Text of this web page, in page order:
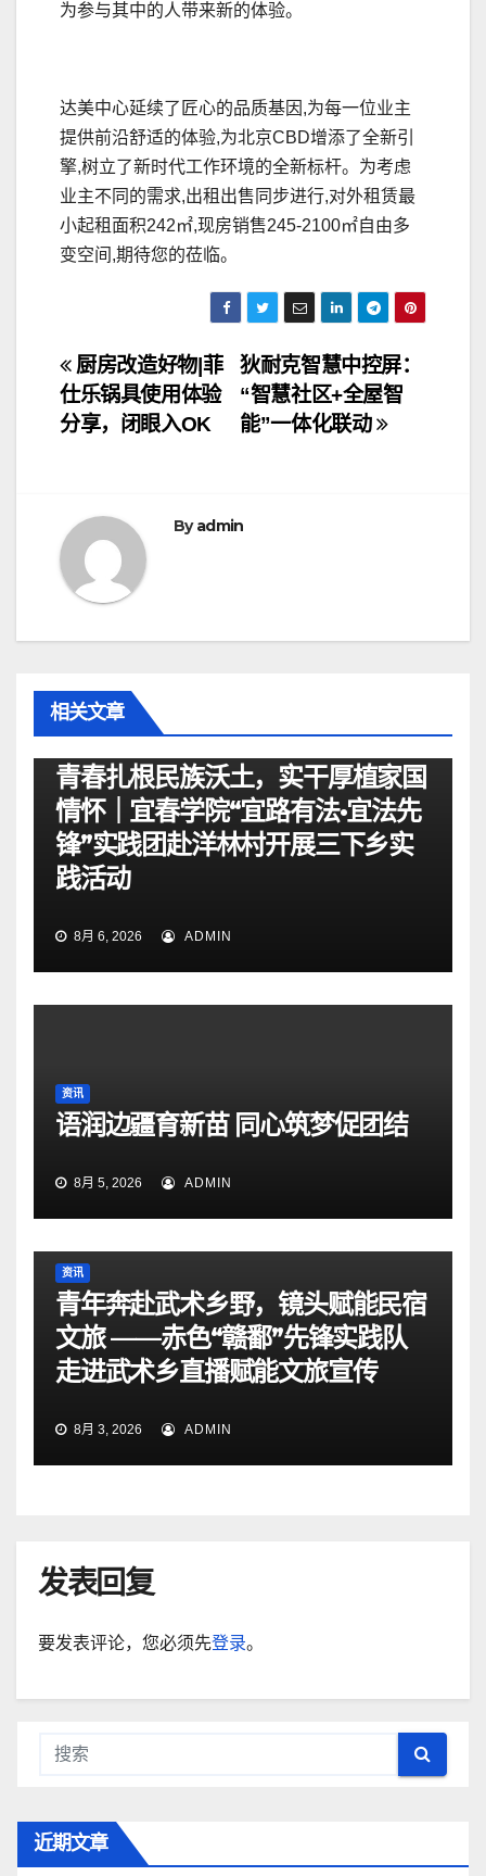
为参与其中的人带来新的体验。
达美中心延续了匠心的品质基因,为每一位业主
提供前沿舒适的体验,为北京CBD增添了全新引
擎,树立了新时代工作环境的全新标杆。为考虑
业主不同的需求,出租出售同步进行,对外租赁最
小起租面积242㎡,现房销售245-2100㎡自由多
变空间,期待您的莅临。
文
章
航
狄耐克智慧中控屏：
“智慧社区+全屋智
能”一体化联动
厨房改造好物|菲
仕乐锅具使用体验
分享，闭眼入OK
Byadmin
相关文章
青春扎根民族沃土，实干厚植家国
情怀｜宜春学院“宜路有法•宜法先
锋”实践团赴洋林村开展三下乡实
践活动
8月 6, 2026 ADMIN
资讯
语润边疆育新苗 同心筑梦促团结
8月 5, 2026 ADMIN
资讯
青年奔赴武术乡野，镜头赋能民宿
文旅 ——赤色“赣鄱”先锋实践队
走进武术乡直播赋能文旅宣传
8月 3, 2026 ADMIN
发表回复
要发表评论，您必须先登录。
近期文章